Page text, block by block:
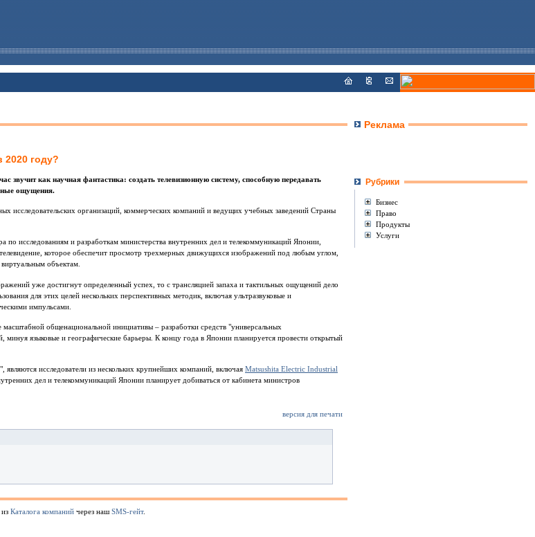
2020 году?
звучит как научная фантастика: создать телевизионную систему, способную передавать
ощущения.
исследовательских организаций, коммерческих компаний и ведущих учебных заведений Страны
исследованиям и разработкам министерства внутренних дел и телекоммуникаций Японии,
которое обеспечит просмотр трехмерных движущихся изображений под любым углом,
объектам.
уже достигнут определенный успех, то с трансляцией запаха и тактильных ощущений дело
для этих целей нескольких перспективных методик, включая ультразвуковые и
импульсами.
общенациональной инициативы – разработки средств "универсальных
языковые и географические барьеры. К концу года в Японии планируется провести открытый
исследователи из нескольких крупнейших компаний, включая Matsushita Electric Industrial
дел и телекоммуникаций Японии планирует добиваться от кабинета министров
версия для печати
Каталога компаний через наш SMS-гейт.
Реклама
Рубрики
Бизнес
Право
Продукты
Услуги